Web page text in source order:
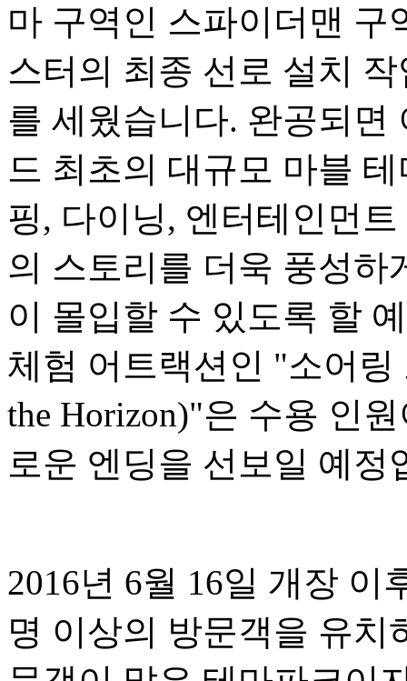
마 구역인 스파이더맨 구
스터의 최종 선로 설치
를 세웠습니다. 완공되면
드 최초의 대규모 마블
핑, 다이닝, 엔터테인먼
의 스토리를 더욱 풍성하
이 몰입할 수 있도록 할
체험 어트랙션인 "소어링
the Horizon)"은 수용 인
로운 엔딩을 선보일 예정
2016년 6월 16일 개장 이
명 이상의 방문객을 유